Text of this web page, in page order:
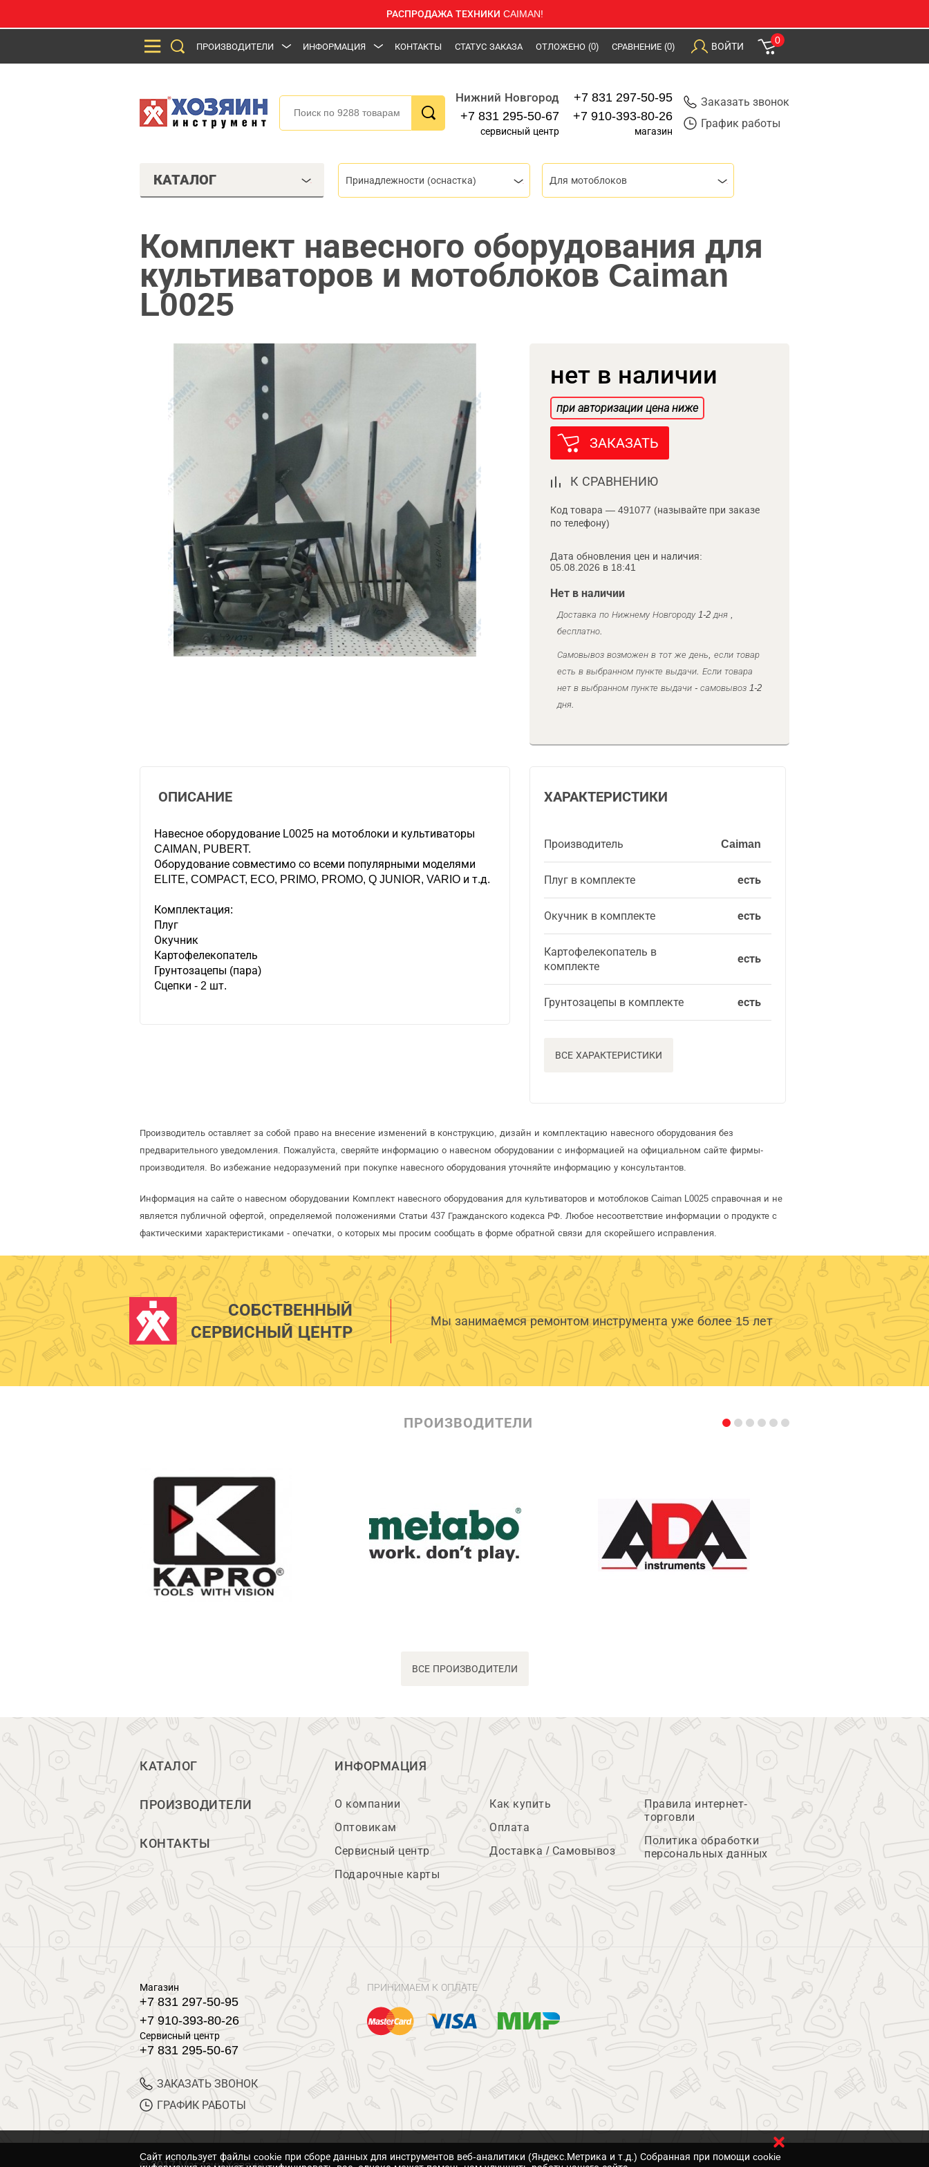
РАСПРОДАЖА ТЕХНИКИ CAIMAN!
ПРОИЗВОДИТЕЛИ ИНФОРМАЦИЯ КОНТАКТЫ СТАТУС ЗАКАЗА ОТЛОЖЕНО (0) СРАВНЕНИЕ (0) ВОЙТИ
0
Нижний Новгород
+7 831 295-50-67
сервисный центр
+7 831 297-50-95
+7 910-393-80-26
магазин
Заказать звонок
График работы
КАТАЛОГ Принадлежности (оснастка) Для мотоблоков
Комплект навесного оборудования для
культиваторов и мотоблоков Caiman
L0025
нет в наличии
при авторизации цена ниже
ЗАКАЗАТЬ
К СРАВНЕНИЮ
Код товара — 491077 (называйте при заказе
по телефону)
Дата обновления цен и наличия:
05.08.2026 в 18:41
Нет в наличии
Доставка по Нижнему Новгороду 1-2 дня ,
бесплатно.
Самовывоз возможен в тот же день, если товар
есть в выбранном пункте выдачи. Если товара
нет в выбранном пункте выдачи - самовывоз 1-2
дня.
ХАРАКТЕРИСТИКИ
Производитель Caiman
Плуг в комплекте есть
Окучник в комплекте есть
Картофелекопатель в
комплекте
есть
Грунтозацепы в комплекте есть
ВСЕ ХАРАКТЕРИСТИКИ
ОПИСАНИЕ
Навесное оборудование L0025 на мотоблоки и культиваторы
CAIMAN, PUBERT.
Оборудование совместимо со всеми популярными моделями
ELITE, COMPACT, ECO, PRIMO, PROMO, Q JUNIOR, VARIO и т.д.
Комплектация:
Плуг
Окучник
Картофелекопатель
Грунтозацепы (пара)
Сцепки - 2 шт.
Производитель оставляет за собой право на внесение изменений в конструкцию, дизайн и комплектацию навесного оборудования без
предварительного уведомления. Пожалуйста, сверяйте информацию о навесном оборудовании с информацией на официальном сайте фирмы-
производителя. Во избежание недоразумений при покупке навесного оборудования уточняйте информацию у консультантов.
Информация на сайте о навесном оборудовании Комплект навесного оборудования для культиваторов и мотоблоков Caiman L0025 справочная и не
является публичной офертой, определяемой положениями Статьи 437 Гражданского кодекса РФ. Любое несоответствие информации о продукте с
фактическими характеристиками - опечатки, о которых мы просим сообщать в форме обратной связи для скорейшего исправления.
СОБСТВЕННЫЙ
СЕРВИСНЫЙ ЦЕНТР
Мы занимаемся ремонтом инструмента уже более 15 лет
ПРОИЗВОДИТЕЛИ
ВСЕ ПРОИЗВОДИТЕЛИ
КАТАЛОГ
ПРОИЗВОДИТЕЛИ
КОНТАКТЫ
ИНФОРМАЦИЯ
О компании
Оптовикам
Сервисный центр
Подарочные карты
Как купить
Оплата
Доставка / Самовывоз
Правила интернет-
торговли
Политика обработки
персональных данных
Магазин
+7 831 297-50-95
+7 910-393-80-26
Сервисный центр
+7 831 295-50-67
ЗАКАЗАТЬ ЗВОНОК
ГРАФИК РАБОТЫ
ПРИНИМАЕМ К ОПЛАТЕ
Cайт использует файлы cookie при сборе данных для инструментов веб-аналитики (Яндекс.Метрика и т.д.) Собранная при помощи cookie